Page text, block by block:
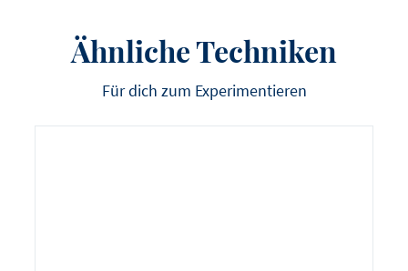
Ähnliche Techniken
Für dich zum Experimentieren